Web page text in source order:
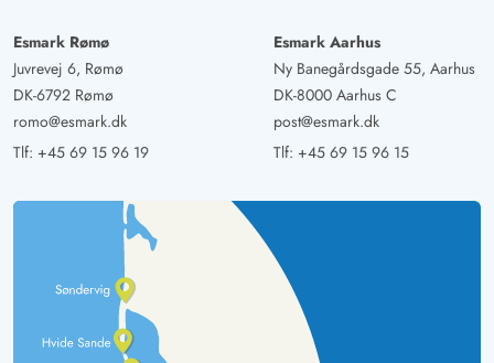
Esmark Rømø
Juvrevej 6, Rømø
DK-6792 Rømø
romo@esmark.dk
Tlf: +45 69 15 96 19
Esmark Aarhus
Ny Banegårdsgade 55, Aarhus
DK-8000 Aarhus C
post@esmark.dk
Tlf: +45 69 15 96 15